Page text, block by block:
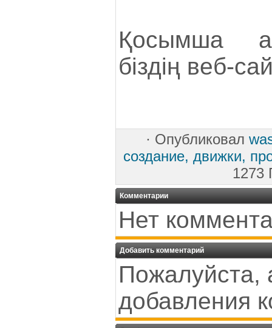
Қосымша
біздің веб-
· Опубликовал
создание, движки,
1273
Комментарии
Нет
Добавить комментарий
Пожалуйста,
добавления